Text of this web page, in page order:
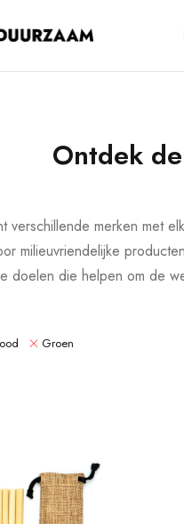
Ontdek
verschillende merken met
milieuvriendelijke
doelen die helpen om de
Groen